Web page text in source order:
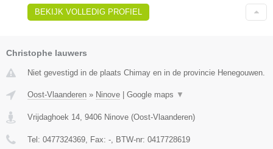
BEKIJK VOLLEDIG PROFIEL
Christophe lauwers
Niet gevestigd in de plaats Chimay en in de provincie Henegouwen.
Oost-Vlaanderen » Ninove Google maps ▼
Vrijdaghoek 14, 9406 Ninove (Oost-Vlaanderen)
Tel: 0477324369, Fax: -, BTW-nr: 0417728619